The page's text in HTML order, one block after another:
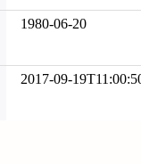
1980-06-20
2017-09-